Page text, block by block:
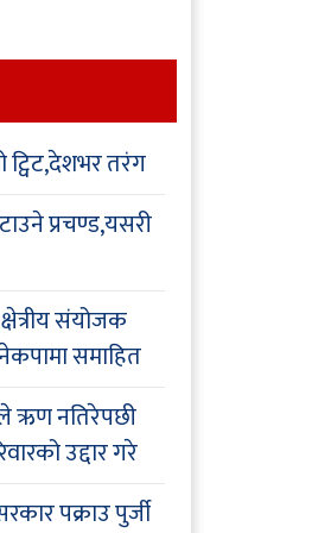
ट्विट,देशभर तरंग
प्रचण्ड,यसरी
संयोजक
समाहित
ऋण नतिरेपछी
उद्दार गरे
पक्राउ पुर्जी